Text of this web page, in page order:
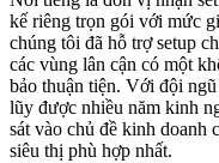
kế riêng trọn gói với mức
chúng tôi đã hỗ trợ setup
các vùng lân cận có một
bảo thuận tiện. Với đội
lũy được nhiều năm kinh
sát vào chủ đề kinh doanh
siêu thị phù hợp nhất.